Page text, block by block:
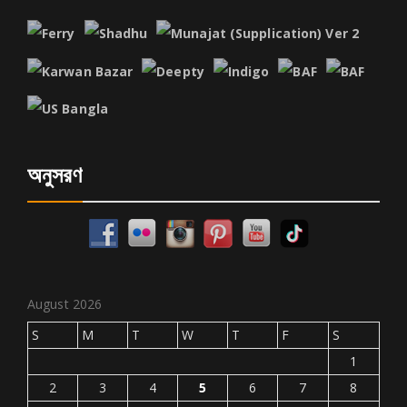
অনুসরণ
August 2026
S
M T W T F
S
1
2
3 4 5 6 7
8